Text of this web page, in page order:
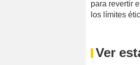
para revertir
los límites
Ver